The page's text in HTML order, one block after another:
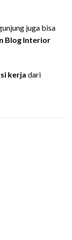
juga bisa
Blog Interior
kerja dari